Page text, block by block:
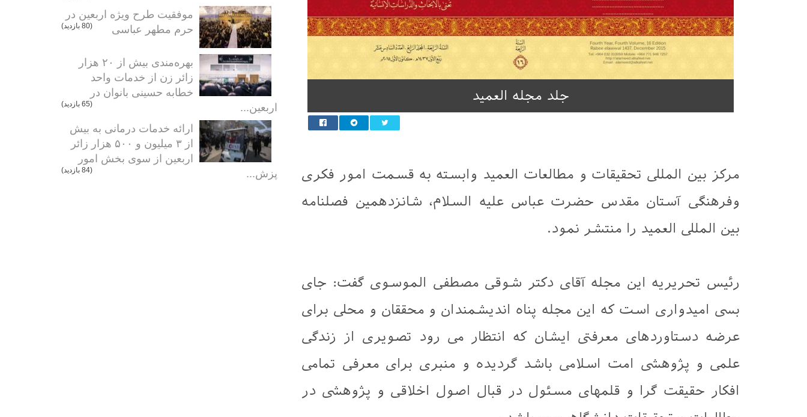
جلد مجله العمید
مرکز بین المللی تحقیقات و مطالعات العمید وابسته به قسمت امور فکری
وفرهنگی آستان مقدس حضرت عباس علیه السلام، شانزدهمین فصلنامه
بین المللی العمید را منتشر نمود.
رئیس تحریریه این مجله آقای دکتر شوقی مصطفی الموسوی گفت: جای
بسی امیدواری است که این مجله پناه اندیشمندان و محققان و محلی برای
عرضه دستاوردهای معرفتی ایشان که انتظار می رود تصویری از زندگی
علمی و پژوهشی امت اسلامی باشد گردیده و منبری برای معرفی تمامی
افکار حقیقت گرا و قلمهای مسئول در قبال اصول اخلاقی و پژوهشی در
موفقیت طرح ویژه اربعین در
حرم مطهر عباسی
(80 بازدید)
بهره‌مندی بیش از ۲۰ هزار
زائر زن از خدمات واحد
خطابه حسینی بانوان در
اربعین...
(65 بازدید)
ارائه خدمات درمانی به بیش
از ۳ میلیون و ۵۰۰ هزار زائر
اربعین از سوی بخش امور
پزش...
(84 بازدید)